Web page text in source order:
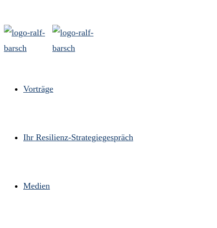
Vorträge
Ihr Resilienz-Strategiegespräch
Medien